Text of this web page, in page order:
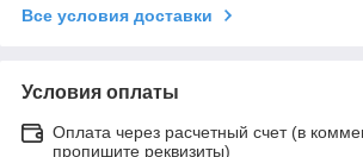
Все условия доставки
Условия оплаты
Оплата через расчетный счет (в
пропишите реквизиты)